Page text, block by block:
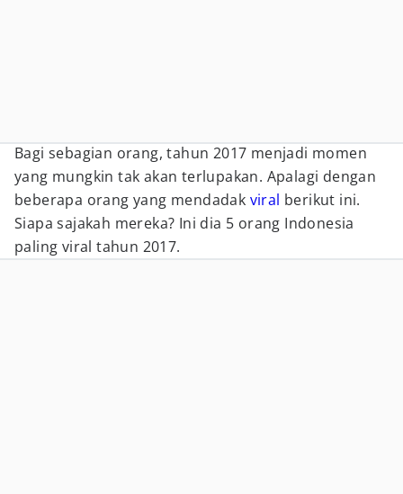
Bagi sebagian orang, tahun 2017 menjadi momen
yang mungkin tak akan terlupakan. Apalagi dengan
beberapa orang yang mendadak viral berikut ini.
Siapa sajakah mereka? Ini dia 5 orang Indonesia
paling viral tahun 2017.